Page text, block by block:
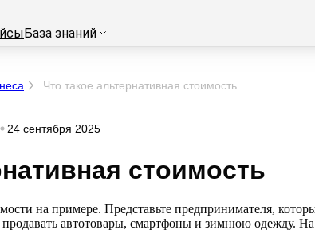
База знаний
Что такое альтернативная стоимость
24 сентября 2025
стоимость
на примере. Представьте предпринимателя,
автотовары, смартфоны и зимнюю одежду. На